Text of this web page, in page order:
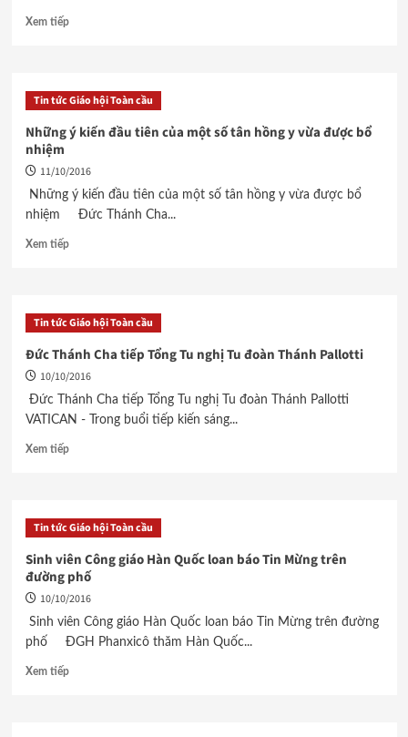
Xem tiếp
Tin tức Giáo hội Toàn cầu
Những ý kiến đầu tiên của một số tân hồng y vừa được bổ
nhiệm
11/10/2016
Những ý kiến đầu tiên của một số tân hồng y vừa được bổ
nhiệm Đức Thánh Cha...
Xem tiếp
Tin tức Giáo hội Toàn cầu
Đức Thánh Cha tiếp Tổng Tu nghị Tu đoàn Thánh Pallotti
10/10/2016
Đức Thánh Cha tiếp Tổng Tu nghị Tu đoàn Thánh Pallotti
VATICAN - Trong buổi tiếp kiến sáng...
Xem tiếp
Tin tức Giáo hội Toàn cầu
Sinh viên Công giáo Hàn Quốc loan báo Tin Mừng trên
đường phố
10/10/2016
Sinh viên Công giáo Hàn Quốc loan báo Tin Mừng trên đường
phố ĐGH Phanxicô thăm Hàn Quốc...
Xem tiếp